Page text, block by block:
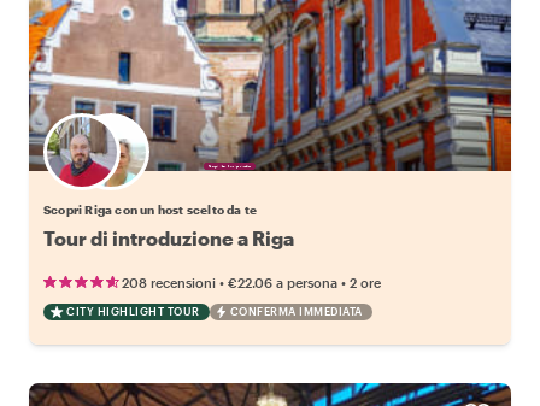
Scegli il tuo local preferito
Scopri Riga con un host scelto da te
Tour di introduzione a Riga
208 recensioni • €22.06 a persona • 2 ore
CITY HIGHLIGHT TOUR CONFERMA IMMEDIATA